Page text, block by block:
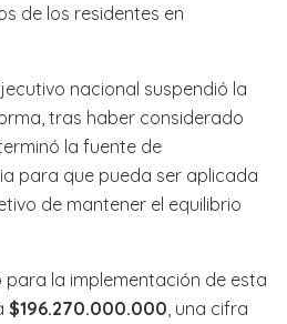
de los residentes en
nacional suspendió la
tras haber considerado
la fuente de
para que pueda ser aplicada
de mantener el equilibrio
la implementación de esta
$196.270.000.000 , una cifra